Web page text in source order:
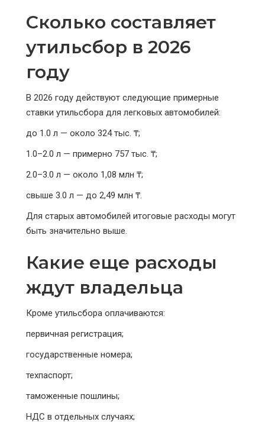
Сколько составляет
утильсбор в 2026
году
В 2026 году действуют следующие примерные
ставки утильсбора для легковых автомобилей:
до 1.0 л — около 324 тыс. ₸;
1.0–2.0 л — примерно 757 тыс. ₸;
2.0–3.0 л — около 1,08 млн ₸;
свыше 3.0 л — до 2,49 млн ₸.
Для старых автомобилей итоговые расходы могут
быть значительно выше.
Какие еще расходы
ждут владельца
Кроме утильсбора оплачиваются:
первичная регистрация;
государственные номера;
техпаспорт;
таможенные пошлины;
НДС в отдельных случаях;